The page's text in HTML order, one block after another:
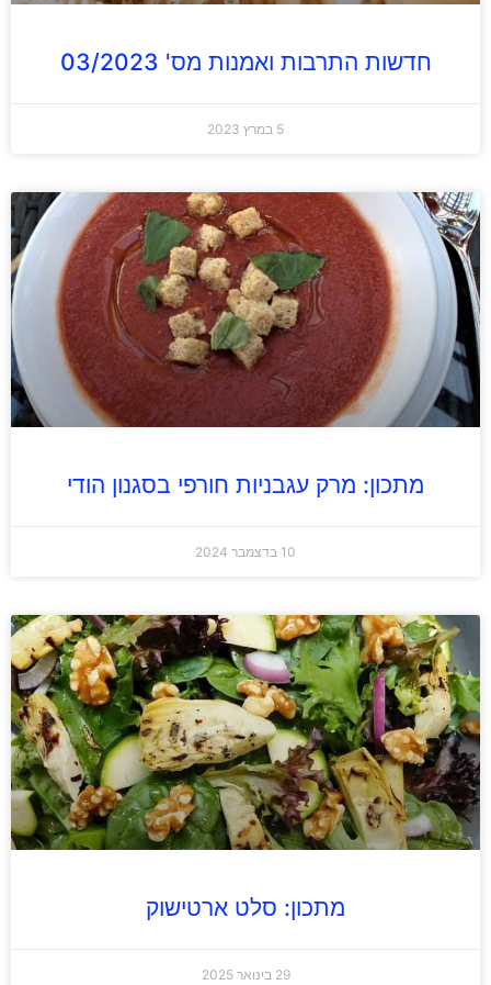
חדשות התרבות ואמנות מס' 03/2023
5 במרץ 2023
מתכון: מרק עגבניות חורפי בסגנון הודי
10 בדצמבר 2024
מתכון: סלט ארטישוק
29 בינואר 2025